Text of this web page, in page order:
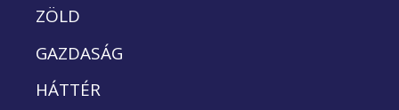
ZÖLD
GAZDASÁG
HÁTTÉR